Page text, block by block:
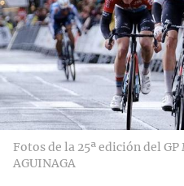
Fotos de la 25ª edición del
AGUINAGA